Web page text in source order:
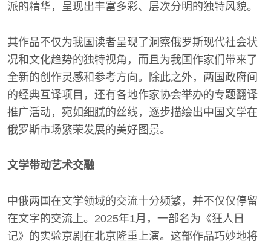
派的精华，呈现出丰富多彩、层次分明的独特风貌。
其作品不仅为我国读者呈现了洞察俄罗斯现代社会状
况和文化趋势的独特视角，而且为我国作家们带来了
全新的创作灵感和参考方向。除此之外，两国政府间
的经典互译项目，还有各地作家协会举办的专题翻译
推广活动，宛如细腻的丝线，逐步描绘出中国文学在
俄罗斯市场繁荣发展的美好图景。
文学带动艺术交融
中俄两国在文学领域的交流十分频繁，并不仅仅停留
在文字的交流上。2025年1月，一部名为《狂人日
记》的实验京剧在北京隆重上演。这部作品巧妙地将